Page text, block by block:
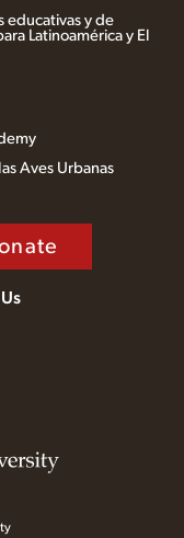
educativas y de
Latinoamérica y El
Aves Urbanas